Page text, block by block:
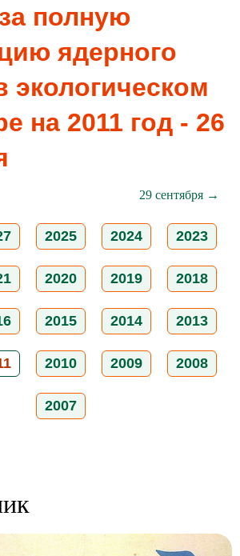
полную
ядерного
экологическом
на 2011 год - 26
29 сентября →
2025 2024 2023
2020 2019 2018
2015 2014 2013
2010 2009 2008
2007